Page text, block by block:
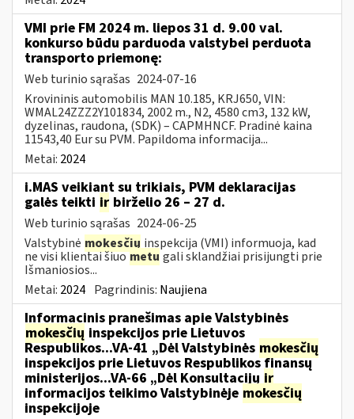
VMI prie FM 2024 m. liepos 31 d. 9.00 val.
konkurso būdu parduoda valstybei perduota
transporto priemonę:
Web turinio sąrašas 2024-07-16
Krovininis automobilis MAN 10.185, KRJ650, VIN:
WMAL24ZZZ2Y101834, 2002 m., N2, 4580 cm3, 132 kW,
dyzelinas, raudona, (SDK) – CAPMHNCF. Pradinė kaina
11543,40 Eur su PVM. Papildoma informacija...
Metai: 2024
i.MAS veikiant su trikiais, PVM deklaracijas
galės teikti ir birželio 26 – 27 d.
Web turinio sąrašas 2024-06-25
Valstybinė mokesčių inspekcija (VMI) informuoja, kad
ne visi klientai šiuometu gali sklandžiai prisijungti prie
Išmaniosios...
Metai: 2024 Pagrindinis: Naujiena
Informacinis pranešimas apie Valstybinės
mokesčių inspekcijos prie Lietuvos
Respublikos...VA-41 „Dėl Valstybinės mokesčių
inspekcijos prie Lietuvos Respublikos finansų
ministerijos...VA-66 „Dėl Konsultacijų ir
informacijos teikimo Valstybinėje mokesčių
inspekcijoje